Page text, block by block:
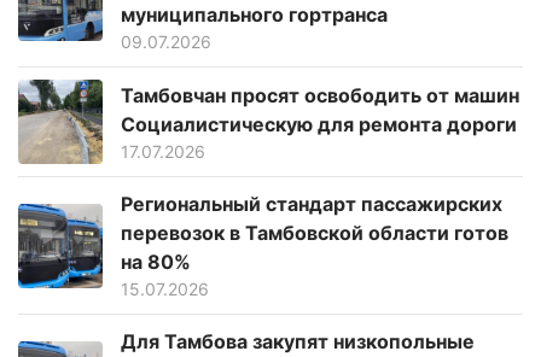
муниципального гортранса
09.07.2026
Тамбовчан просят освободить от машин
Социалистическую для ремонта дороги
17.07.2026
Региональный стандарт пассажирских
перевозок в Тамбовской области готов
на 80%
15.07.2026
Для Тамбова закупят низкопольные